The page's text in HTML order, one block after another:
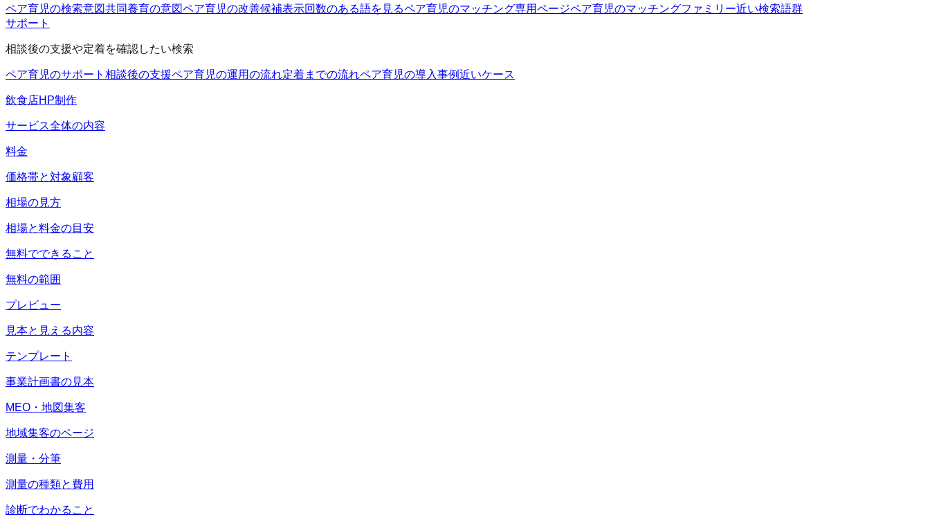
ペア育児の検索意図共同養育の意図ペア育児の改善候補表示回数のある語を見るペア育児のマッチング専用ページペア育児のマッチングファミリー近い検索語群
サポート
相談後の支援や定着を確認したい検索
ペア育児のサポート 相談後の支援ペア育児の運用の流れ定着までの流れペア育児の導入事例近いケース
飲食店HP制作
サービス全体の内容
料金
価格帯と対象顧客
相場の見方
相場と料金の目安
無料でできること
無料の範囲
プレビュー
見本と見える内容
テンプレート
事業計画書の見本
MEO・地図集客
地域集客のページ
測量・分筆
測量の種類と費用
診断でわかること